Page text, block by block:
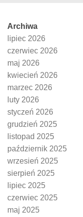
Archiwa
lipiec 2026
czerwiec 2026
maj 2026
kwiecień 2026
marzec 2026
luty 2026
styczeń 2026
grudzień 2025
listopad 2025
październik 2025
wrzesień 2025
sierpień 2025
lipiec 2025
czerwiec 2025
maj 2025